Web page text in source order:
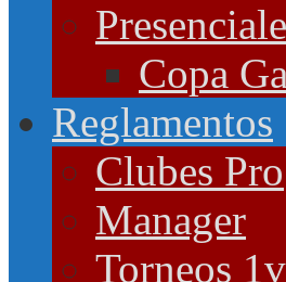
Copa
Reglamentos
Clubes Pro
Manager
Torneos